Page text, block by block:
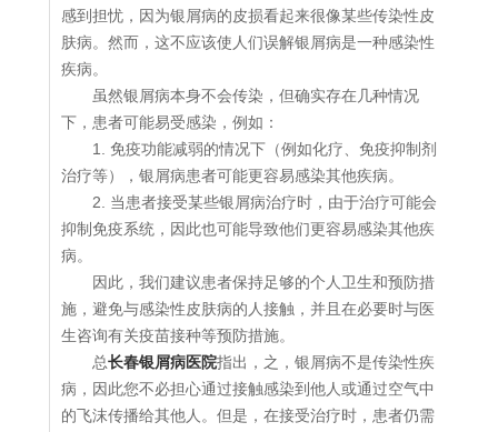
感到担忧，因为银屑病的皮损看起来很像某些传染性皮
肤病。然而，这不应该使人们误解银屑病是一种感染性
疾病。
虽然银屑病本身不会传染，但确实存在几种情况
下，患者可能易受感染，例如：
1. 免疫功能减弱的情况下（例如化疗、免疫抑制剂
治疗等），银屑病患者可能更容易感染其他疾病。
2. 当患者接受某些银屑病治疗时，由于治疗可能会
抑制免疫系统，因此也可能导致他们更容易感染其他疾
病。
因此，我们建议患者保持足够的个人卫生和预防措
施，避免与感染性皮肤病的人接触，并且在必要时与医
生咨询有关疫苗接种等预防措施。
总长春银屑病医院指出，之，银屑病不是传染性疾
病，因此您不必担心通过接触感染到他人或通过空气中
的飞沫传播给其他人。但是，在接受治疗时，患者仍需